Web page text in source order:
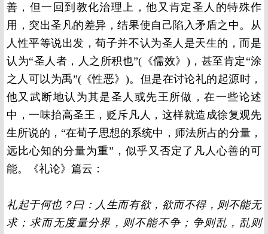
善，但一回到教化治理上，他又肯定圣人的特殊作
用，突出圣凡的差异，结果使自己陷入矛盾之中。从
人性平等说出发，荀子并不认为圣人是天生的，而是
认为“圣人者，人之所积也”(《儒效》)，甚至肯定“涂
之人可以为禹”(《性恶》)。但是在讨论礼的起源时，
他又武断地认为其是圣人或先王所做，在一些论述
中，一味抬高圣王，贬斥凡人，这样就造成徐复观先
生所说的，“在荀子思想的系统中，师法所占的分量，
远比心知的分量为重”，似乎又否定了凡人心善的可
能。《礼论》篇云：
礼起于何也？曰：人生而有欲，欲而不得，则不能无
求；求而无度量分界，则不能不争；争则乱，乱则